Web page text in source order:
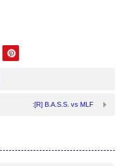
:[R] B.A.S.S. vs MLF